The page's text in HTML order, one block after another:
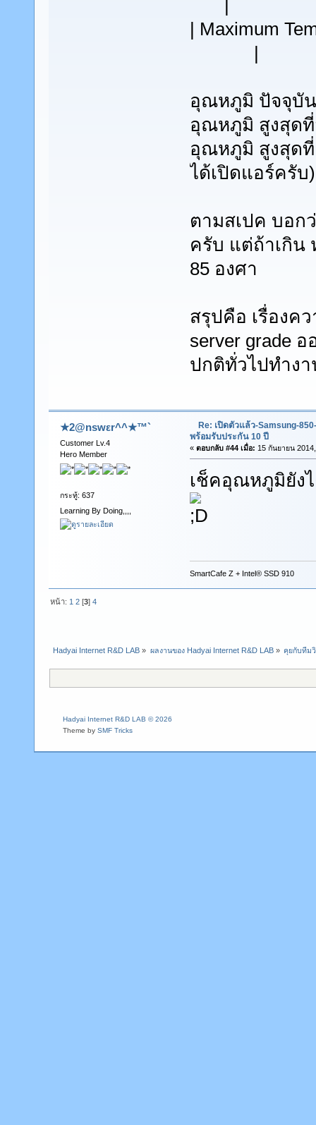
|
|
อุณหภูมิ ปัจจุบัน
อุณหภูมิ สูงสุดที่
อุณหภูมิ สูงสุดที่
ได้เปิดแอร์ครับ)
ตามสเปค บอก
ครับ แต่ถ้าเกิน
85 องศา
สรุปคือ เรื่องค
server grade
ปกติทั่วไปทำง
★2@nswεr^^★™`
Customer Lv.4
Hero Member
กระทู้: 637
Learning By Doing,,,,
Re: เปิดตัวแล้ว-Samsung-
พร้อมรับประกัน 10 ปี
« ตอบกลับ #44 เมื่อ: 15 กันยายน
เช็คอุณหภูมิยัง
SmartCafe Z + Intel® SSD 910
หน้า: 1 2 [3]4
Hadyai Internet R&D LAB » ผลงานของ Hadyai Internet R&D LAB» คุยกับทีม
Hadyai Internet R&D LAB © 2026
Theme by SMF Tricks